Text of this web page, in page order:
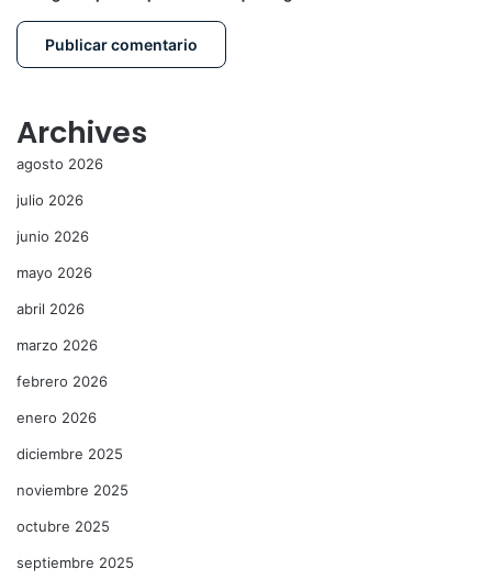
Archives
agosto 2026
julio 2026
junio 2026
mayo 2026
abril 2026
marzo 2026
febrero 2026
enero 2026
diciembre 2025
noviembre 2025
octubre 2025
septiembre 2025